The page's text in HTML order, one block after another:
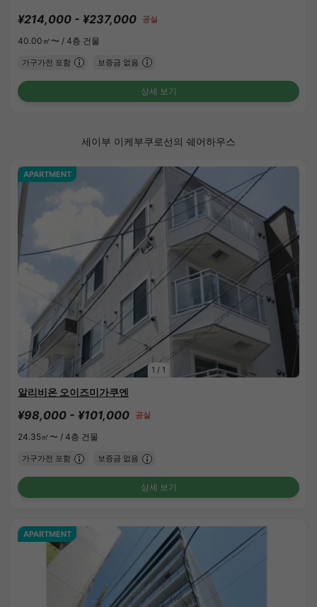
¥214,000 - ¥237,000 공실
40.00㎡〜 / 4층 건물
가구가전 포함 보증금 없음
상세 보기
세이부 이케부쿠로선의 쉐어하우스
1 / 1
APARTMENT
알리비온 오이즈미가쿠엔
¥98,000 - ¥101,000 공실
24.35㎡〜 / 4층 건물
가구가전 포함 보증금 없음
상세 보기
APARTMENT